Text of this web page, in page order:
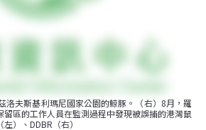
洛夫斯基利瑪尼國家公園的鯨豚。（右）8月，羅
留區的工作人員在監測過程中發現被誤捕的港灣鼠
）、DDBR（右）